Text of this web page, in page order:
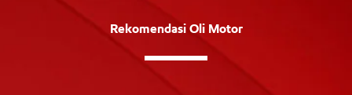
Rekomendasi Oli Motor